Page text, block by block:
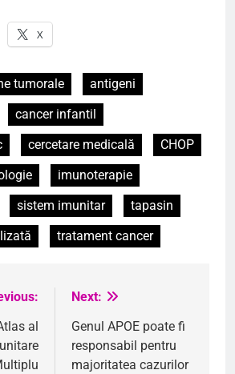
X
tumorale
antigeni
cancer infantil
cercetare medicală
CHOP
imunoterapie
sistem imunitar
tapasin
tratament cancer
al
Next:
Genul APOE poate fi
responsabil pentru
majoritatea cazurilor